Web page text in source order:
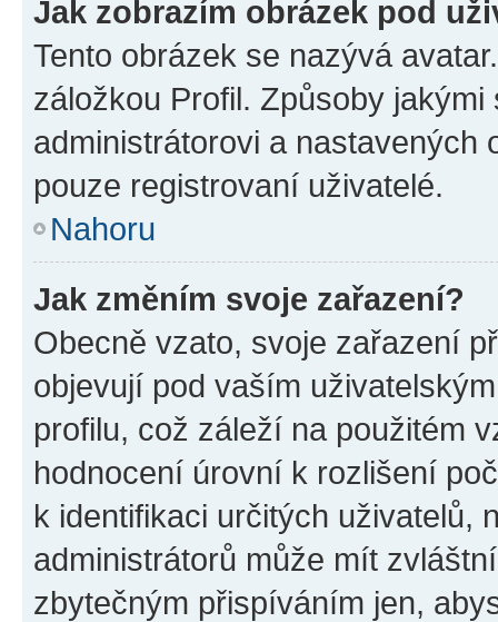
Jak zobrazím obrázek pod
Tento obrázek se nazývá
záložkou Profil. Způsoby
administrátorovi a nastavených
pouze registrovaní uživatelé.
Nahoru
Jak změním svoje zařazení?
Obecně vzato, svoje zařazení
objevují pod vaším
profilu, což záleží na použitém
hodnocení úrovní k rozlišení
k identifikaci určitých uživatelů,
administrátorů může mít
zbytečným přispíváním jen,